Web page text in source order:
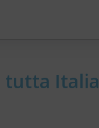
tutta Italia